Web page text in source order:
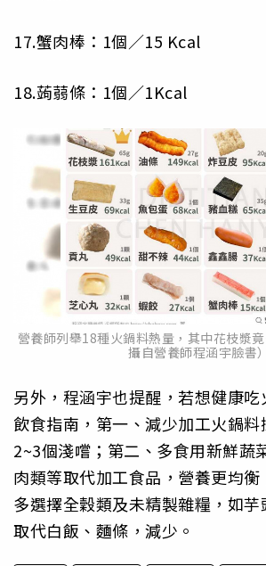
17.蟹肉棒：1個／15 Kcal
18.蒟蒻條：1個／1Kcal
營養師列舉18種火鍋料熱量，其中花枝漿
攝自營養師程涵宇臉書）
另外，程涵宇也提醒，若想健康
飲食指南，第一、減少加工火鍋料
2~3個淺嚐；第二、多食用新鮮蔬
肉類等取代加工食品，營養更均
多選擇全穀類及未精製雜糧，如芋
取代白飯、麵條，減少。